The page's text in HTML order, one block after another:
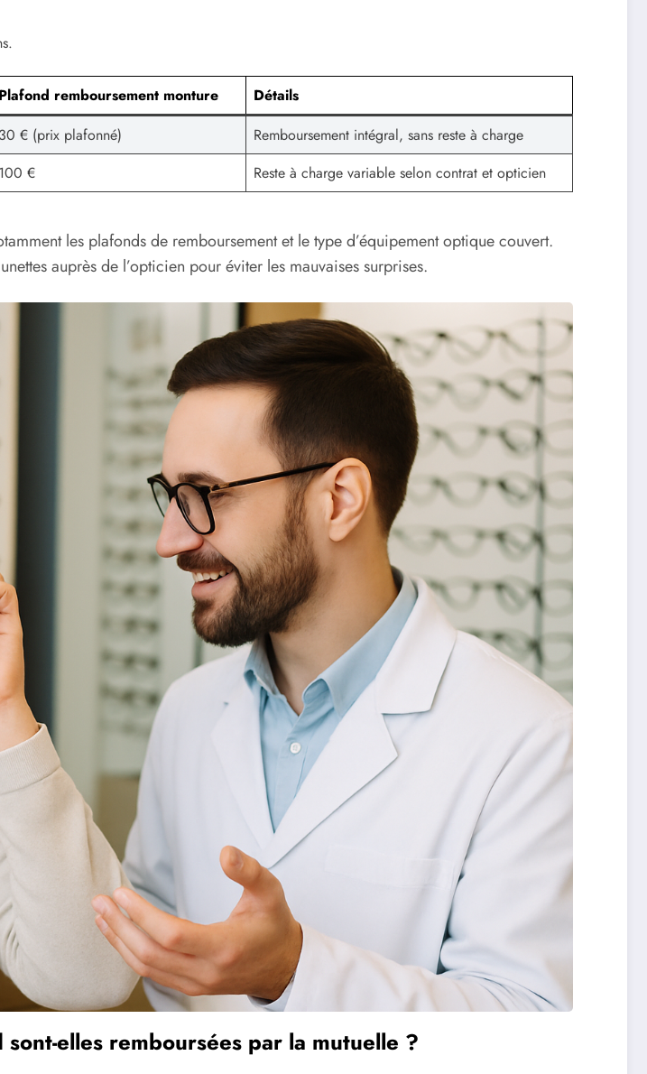
Plafond remboursement monture
Détails
30 € (prix plafonné)
Remboursement intégral, sans reste à charge
100 € Reste à charge variable selon contrat et opticien
les plafonds de remboursement et le type d’équipement optique couvert.
auprès de l’opticien pour éviter les mauvaises surprises.
elles remboursées par la mutuelle ?